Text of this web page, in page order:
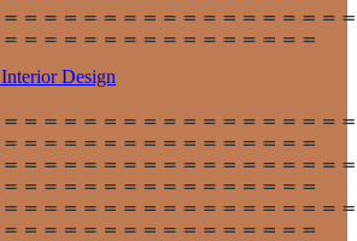
Interior Design